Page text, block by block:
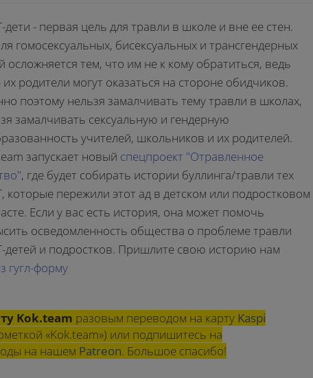
дети - первая цель для травли в школе и вне ее стен.
гомосексуальных, бисексуальных и трансгендерных
осложняется тем, что им не к кому обратиться, ведь
родители могут оказаться на стороне обидчиков.
поэтому нельзя замалчивать тему травли в школах,
замалчивать сексуальную и гендерную
учителей, школьников и их родителей.
запускает новый спецпроект "Отравленное
, где будет собирать истории буллинга/травли тех
которые пережили этот ад в детском или подростковом
Если у вас есть история, она может помочь
осведомленность общества о проблеме травли
детей и подростков. Пришлите свою историю нам
гугл-форму
Kok.team разовым переводом на карту Kaspi
«Kok.team») или подпишитесь на
на нашем Patreon. Большое спасибо!